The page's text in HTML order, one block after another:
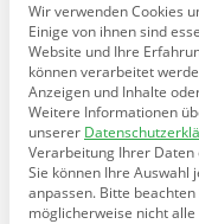
Wir verwenden Cookies
Einige von ihnen sind
Website und Ihre
können verarbeitet
Anzeigen und Inhalte
Weitere Informationen
unserer
Verarbeitung Ihrer Daten
Sie können Ihre Auswahl
anpassen. Bitte
möglicherweise nicht